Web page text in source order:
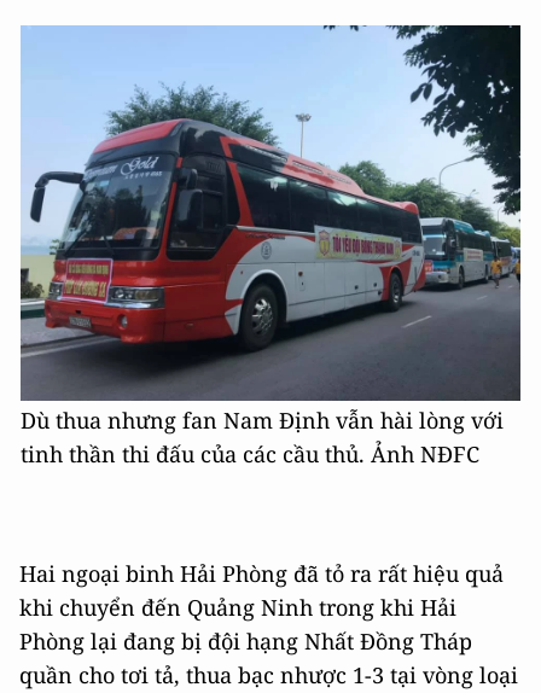
Dù thua nhưng fan Nam Định vẫn hài lòng với
tinh thần thi đấu của các cầu thủ. Ảnh NĐFC
Hai ngoại binh Hải Phòng đã tỏ ra rất hiệu quả
khi chuyển đến Quảng Ninh trong khi Hải
Phòng lại đang bị đội hạng Nhất Đồng Tháp
quần cho tơi tả, thua bạc nhược 1-3 tại vòng loại